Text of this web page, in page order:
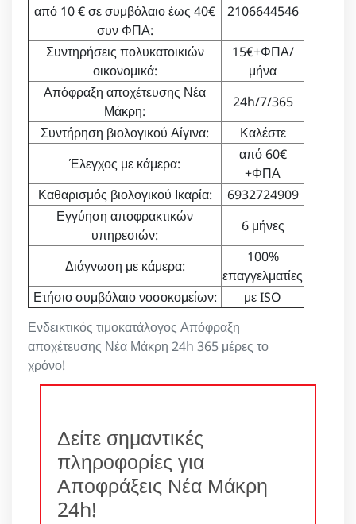
Ενδεικτικός τιμοκατάλογος Απόφραξη
αποχέτευσης Νέα Μάκρη 24h 365 μέρες το
χρόνο!
από 10 € σε συμβόλαιο έως 40€
συν ΦΠΑ:
2106644546
Συντηρήσεις πολυκατοικιών
οικονομικά:
15€+ΦΠΑ/
μήνα
Απόφραξη αποχέτευσης Νέα
Μάκρη:
24h/7/365
Συντήρηση βιολογικού Αίγινα:
Καλέστε
Έλεγχος με κάμερα:
από 60€
+ΦΠΑ
Καθαρισμός βιολογικού Ικαρία:
6932724909
Εγγύηση αποφρακτικών
υπηρεσιών:
6 μήνες
Διάγνωση με κάμερα:
100%
επαγγελματίες
Ετήσιο συμβόλαιο νοσοκομείων:
με ISO
Δείτε σημαντικές
πληροφορίες για
Αποφράξεις Νέα Μάκρη
24h!